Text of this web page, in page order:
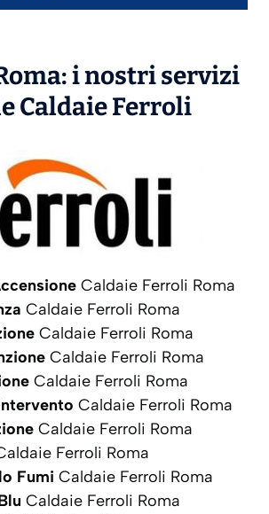
i nostri servizi
CaldaieFerroli
Caldaie Ferroli Roma
Caldaie Ferroli Roma
Caldaie Ferroli Roma
Caldaie Ferroli Roma
Caldaie Ferroli Roma
Caldaie Ferroli Roma
Caldaie Ferroli Roma
Ferroli Roma
Fumi Caldaie Ferroli Roma
Caldaie Ferroli Roma